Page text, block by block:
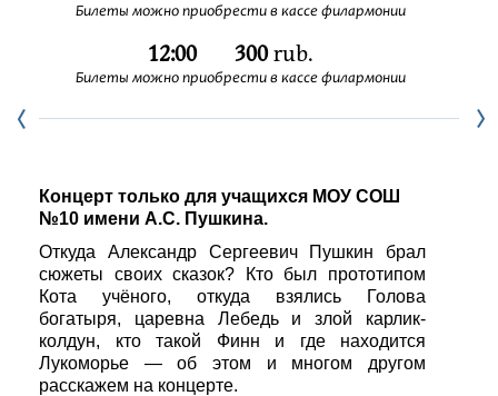
Билеты можно приобрести в кассе филармонии
12:00 300rub.
Билеты можно приобрести в кассе филармонии
Концерт только для учащихся МОУ СОШ
№10 имени А.С. Пушкина.
Откуда Александр Сергеевич Пушкин брал
сюжеты своих сказок? Кто был прототипом
Кота учёного, откуда взялись Голова
богатыря, царевна Лебедь и злой карлик-
колдун, кто такой Финн и где находится
Лукоморье — об этом и многом другом
расскажем на концерте.